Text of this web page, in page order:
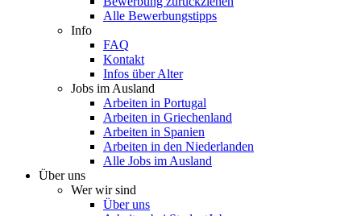
Alle Bewerbungstipps
Info
FAQ
Kontakt
Infos über Alter
Jobs im Ausland
Arbeiten in Portugal
Arbeiten in Griechenland
Arbeiten in Spanien
Arbeiten in den Niederlanden
Alle Jobs im Ausland
Über uns
Wer wir sind
Über uns